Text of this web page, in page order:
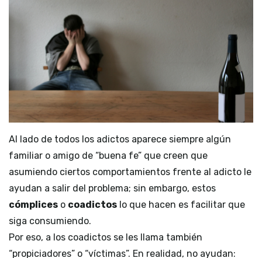
Al lado de todos los adictos aparece siempre algún
familiar o amigo de “buena fe” que creen que
asumiendo ciertos comportamientos frente al adicto le
ayudan a salir del problema; sin embargo, estos
cómplices o coadictos lo que hacen es facilitar que
siga consumiendo.
Por eso, a los coadictos se les llama también
“propiciadores” o “víctimas”. En realidad, no ayudan: